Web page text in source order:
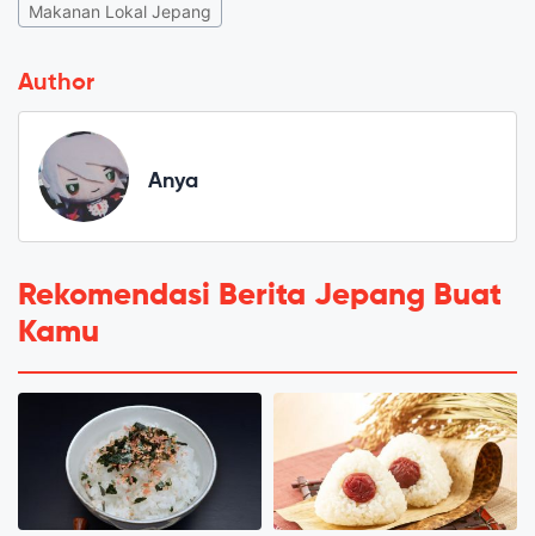
Makanan Lokal Jepang
Author
Anya
Rekomendasi Berita Jepang Buat
Kamu